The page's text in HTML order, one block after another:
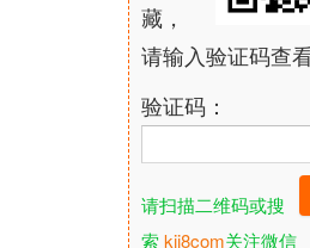
藏，
请输入验证码查
验证码：
请扫描二维码或搜
索kjj8com关注微信